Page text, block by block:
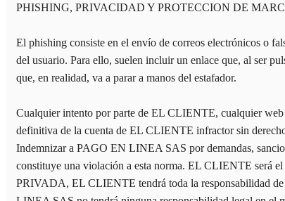
PHISHING, PRIVACIDAD Y PROTECCION DE
El phishing consiste en el envío de correos electrónicos o
del usuario. Para ello, suelen incluir un enlace que, al ser
que, en realidad, va a parar a manos del estafador.
Cualquier intento por parte de EL CLIENTE, cualquier web
definitiva de la cuenta de EL CLIENTE infractor sin
Indemnizar a PAGO EN LINEA SAS por demandas,
constituye una violación a esta norma. EL CLIENTE será
PRIVADA, EL CLIENTE tendrá toda la responsabilidad de